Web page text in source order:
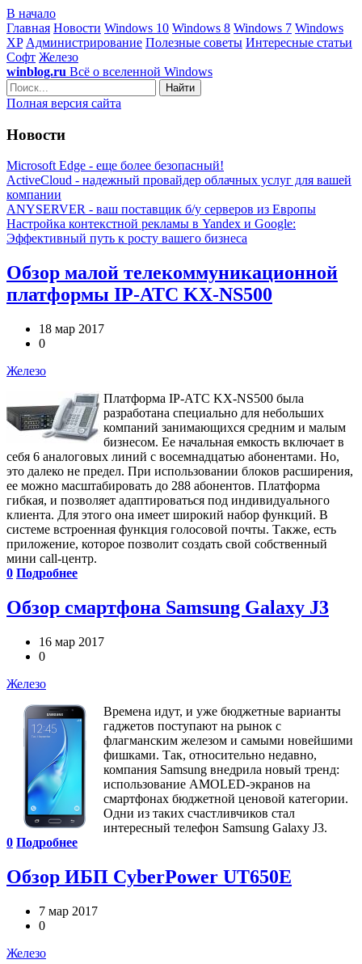
В начало
Главная Новости Windows 10 Windows 8 Windows 7 Windows
XP Администрирование Полезные советы Интересные статьи
Софт Железо
winblog.ru Всё о вселенной Windows
Найти
Полная версия сайта
Новости
Microsoft Edge - еще более безопасный!
ActiveCloud - надежный провайдер облачных услуг для вашей
компании
ANYSERVER - ваш поставщик б/у серверов из Европы
Настройка контекстной рекламы в Yandex и Google:
Эффективный путь к росту вашего бизнеса
Обзор малой телекоммуникационной
платформы IP-АТС KX-NS500
18 мар 2017
0
Железо
Платформа IP-АТС KX-NS500 была
разработана специально для небольших
компаний занимающихся средним и малым
бизнесом. Ее начальная емкость включает в
себя 6 аналоговых линий с восемнадцатью абонентами. Но,
это далеко не предел. При использовании блоков расширения,
ее можно масштабировать до 288 абонентов. Платформа
гибкая, и позволяет адаптироваться под индивидуального
клиента. Для этого она имеет широкий набор функций. В
системе встроенная функция голосовой почты. Также, есть
приложение, которое позволит создать свой собственный
мини call-центр.
0 Подробнее
Обзор смартфона Samsung Galaxy J3
16 мар 2017
0
Железо
Времена идут, и уже бюджетные варианты
гаджетов поступают на рынок с
флагманским железом и самыми новейшими
фишками. Так, относительно недавно,
компания Samsung внедрила новый тренд:
использование AMOLED-экранов на
смартфонах бюджетной ценовой категории.
Одни из таких счастливчиков стал
интересный телефон Samsung Galaxy J3.
0 Подробнее
Обзор ИБП CyberPower UT650E
7 мар 2017
0
Железо